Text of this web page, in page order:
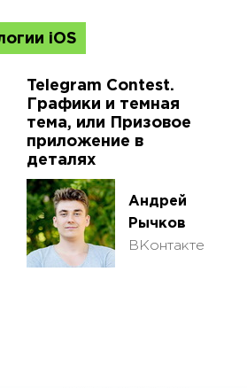
iOS
Telegram Contest.
Графики и темная
тема, или Призовое
приложение в
деталях
Андрей
Рычков
ВКонтакте